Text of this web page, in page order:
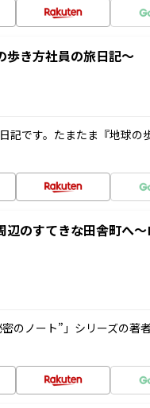
歩き方社員の旅日記～
記です。たまたま『地球の
のすてきな田舎町へ
のノート”」シリーズの著